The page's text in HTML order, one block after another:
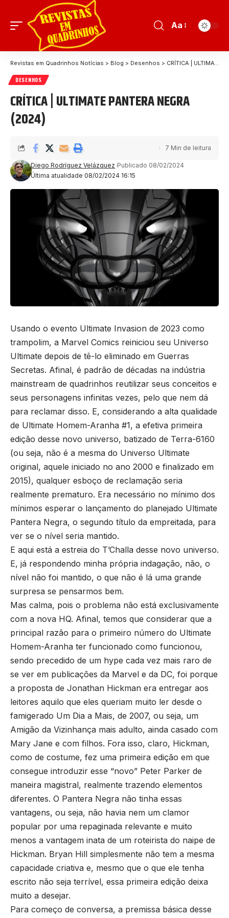
Aa
Revistas em Quadrinhos Notícias > Blog > Desenhos > CRÍTICA | ULTIMATE PANTERA NEGRA (2024)
DESENHOS
CRÍTICA | ULTIMATE PANTERA NEGRA
(2024)
Última atualidade 08/02/2024 16:15
Diego Rodríguez Velázquez Publicado 08/02/2024
7 Min de leitura
Usando o evento Ultimate Invasion de 2023 como
trampolim, a Marvel Comics reiniciou seu Universo
Ultimate depois de tê-lo eliminado em Guerras
Secretas. Afinal, é padrão de décadas na indústria
mainstream de quadrinhos reutilizar seus conceitos e
seus personagens infinitas vezes, pelo que nem dá
para reclamar disso. E, considerando a alta qualidade
de Ultimate Homem-Aranha #1, a efetiva primeira
edição desse novo universo, batizado de Terra-6160
(ou seja, não é a mesma do Universo Ultimate
original, aquele iniciado no ano 2000 e finalizado em
2015), qualquer esboço de reclamação seria
realmente prematuro. Era necessário no mínimo dos
mínimos esperar o lançamento do planejado Ultimate
Pantera Negra, o segundo título da empreitada, para
ver se o nível seria mantido.
E aqui está a estreia do T’Challa desse novo universo.
E, já respondendo minha própria indagação, não, o
nível não foi mantido, o que não é lá uma grande
surpresa se pensarmos bem.
Mas calma, pois o problema não está exclusivamente
com a nova HQ. Afinal, temos que considerar que a
principal razão para o primeiro número do Ultimate
Homem-Aranha ter funcionado como funcionou,
sendo precedido de um hype cada vez mais raro de
se ver em publicações da Marvel e da DC, foi porque
a proposta de Jonathan Hickman era entregar aos
leitores aquilo que eles queriam muito ler desde o
famigerado Um Dia a Mais, de 2007, ou seja, um
Amigão da Vizinhança mais adulto, ainda casado com
Mary Jane e com filhos. Fora isso, claro, Hickman,
como de costume, fez uma primeira edição em que
consegue introduzir esse “novo” Peter Parker de
maneira magistral, realmente trazendo elementos
diferentes. O Pantera Negra não tinha essas
vantagens, ou seja, não havia nem um clamor
popular por uma repaginada relevante e muito
menos a vantagem inata de um roteirista do naipe de
Hickman. Bryan Hill simplesmente não tem a mesma
capacidade criativa e, mesmo que o que ele tenha
escrito não seja terrível, essa primeira edição deixa
muito a desejar.
Para começo de conversa, a premissa básica desse